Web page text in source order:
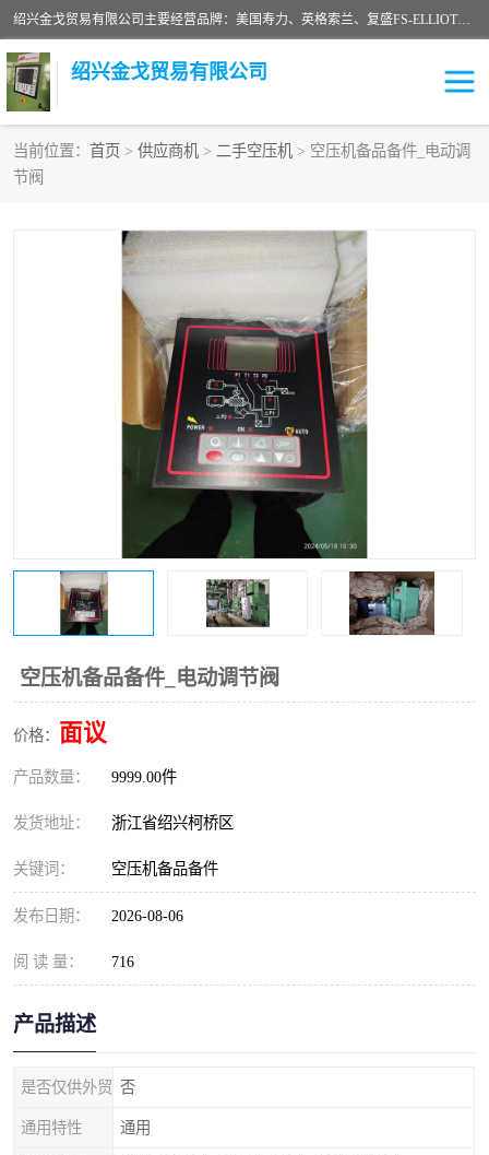
绍兴金戈贸易有限公司主要经营品牌：美国寿力、英格索兰、复盛FS-ELLIOTT，库伯COOPER、阿特拉斯等品牌空压机及配件销售；承接全厂空气压缩机管理、维护保养；节能改造；气体干燥机销售、维护、维修、保养。销售各种品牌空压机空气滤芯、油滤芯、油气分离器；精密过滤器滤芯；除油雾滤芯；抽真空滤芯，消音器，疏水器。劳务承接：全厂空压机维修保养工程，安装工程；移机或汰换工程；节能改造工程等。
绍兴金戈贸易有限公司
当前位置： 首页 > 供应商机 > 二手空压机 > 空压机备品备件_电动调
节阀
空压机备品备件_电动调节阀
价格： 面议
产品数量： 9999.00件
发货地址： 浙江省绍兴柯桥区
关键词： 空压机备品备件
发布日期： 2026-08-06
阅 读 量： 716
产品描述
是否仅供外贸 否
通用特性 通用
二手空压机
超级冷却剂 英格索兰配件
闽台富源特种陶瓷
美国寿力空压机零部件 英格索兰离心机空滤芯
英格索兰COOPER离心机 库伯卡麦隆离心机零件
离心式压缩机高速转子组
中冷耐高温气侧密封胶垫
空气过滤器 阿特拉斯
冷却器 复盛FS-elliott离心机零件
CAMERON空压机维修 CAMERON空压机显示屏